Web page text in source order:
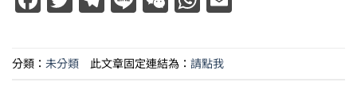
分類： 未分類 此文章固定連結為： 請點我